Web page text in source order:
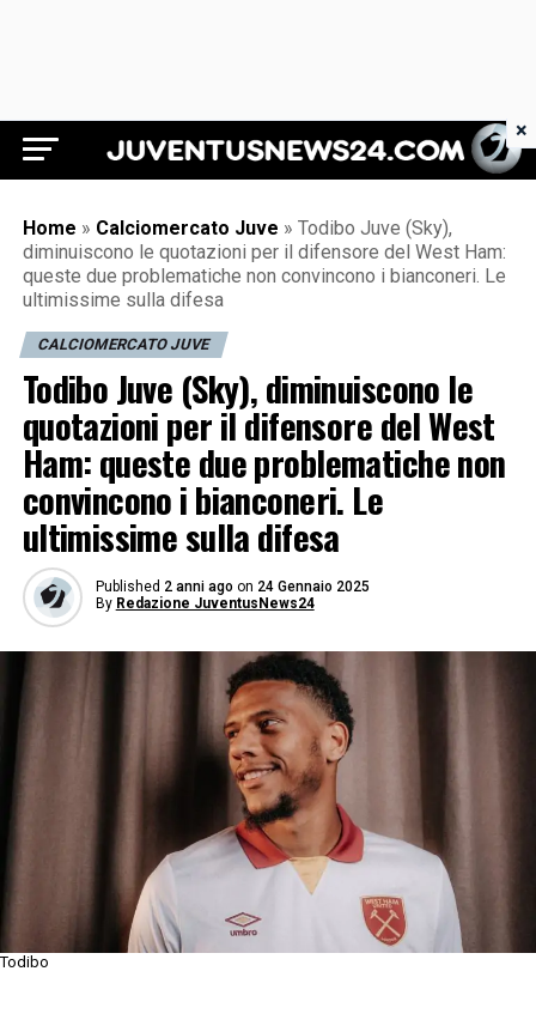
Juventus News 24
Home » Calciomercato Juve » Todibo Juve (Sky),
diminuiscono le quotazioni per il difensore del West Ham:
queste due problematiche non convincono i bianconeri. Le
ultimissime sulla difesa
CALCIOMERCATO JUVE
Todibo Juve (Sky), diminuiscono le
quotazioni per il difensore del West
Ham: queste due problematiche non
convincono i bianconeri. Le
ultimissime sulla difesa
Published 2 anni ago on 24 Gennaio 2025
By Redazione JuventusNews24
Todibo
×